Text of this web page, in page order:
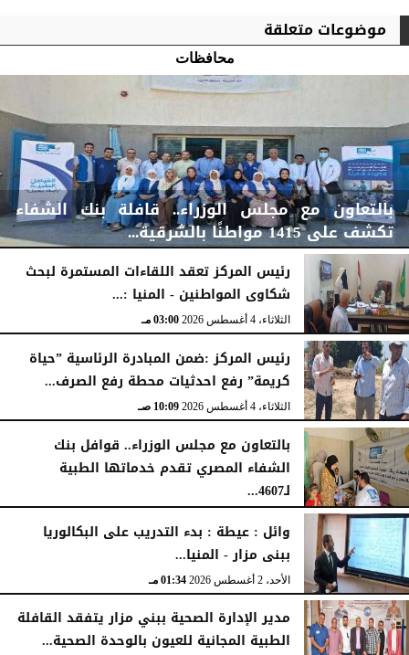
موضوعات متعلقة
محافظات
بالتعاون مع مجلس الوزراء.. قافلة بنك الشفاء
تكشف على 1415 مواطنًا بالشرقية...
الخميس، 6 أغسطس 2026 04:59 مـ
رئيس المركز تعقد اللقاءات المستمرة لبحث
شكاوى المواطنين - المنيا :...
الثلاثاء، 4 أغسطس 2026 03:00 مـ
رئيس المركز :ضمن المبادرة الرئاسية ”حياة
كريمة” رفع احدثيات محطة رفع الصرف...
الثلاثاء، 4 أغسطس 2026 10:09 صـ
بالتعاون مع مجلس الوزراء.. قوافل بنك
الشفاء المصري تقدم خدماتها الطبية
لـ4607...
الإثنين، 3 أغسطس 2026
وائل : عيطة : بدء التدريب على البكالوريا
ببنى مزار - المنيا...
الأحد، 2 أغسطس 2026 01:34 مـ
مدير الإدارة الصحية ببني مزار يتفقد القافلة
الطبية المجانية للعيون بالوحدة الصحية...